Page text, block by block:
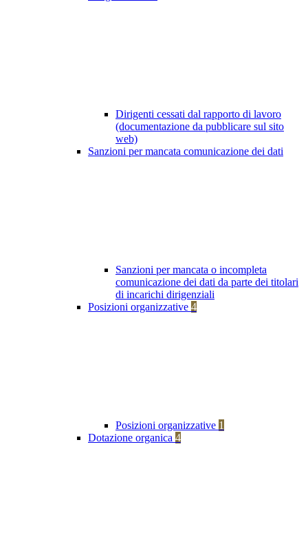
Dirigenti cessati dal rapporto di lavoro
(documentazione da pubblicare sul sito
web)
Sanzioni per mancata comunicazione dei dati
Sanzioni per mancata o incompleta
comunicazione dei dati da parte dei titolari
di incarichi dirigenziali
Posizioni organizzative 4
Posizioni organizzative 1
Dotazione organica 4